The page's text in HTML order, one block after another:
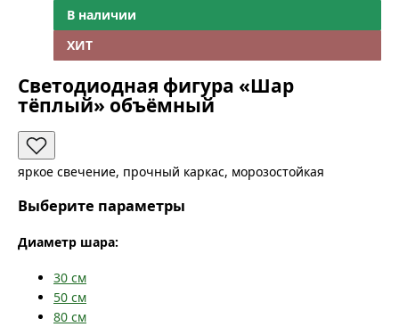
В наличии
ХИТ
Светодиодная фигура «Шар
тёплый» объёмный
яркое свечение, прочный каркас, морозостойкая
Выберите параметры
Диаметр шара:
30 см
50 см
80 см